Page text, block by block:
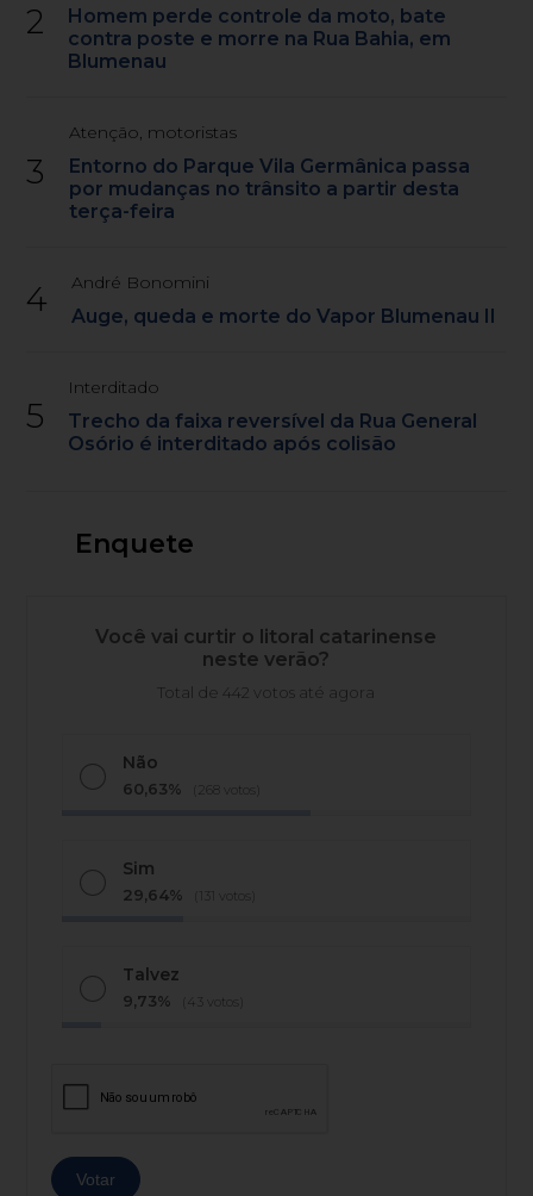
2
Homem perde controle da moto, bate
contra poste e morre na Rua Bahia, em
Blumenau
3
Atenção, motoristas
Entorno do Parque Vila Germânica passa
por mudanças no trânsito a partir desta
terça-feira
4 André Bonomini
Auge, queda e morte do Vapor Blumenau II
5
Interditado
Trecho da faixa reversível da Rua General
Osório é interditado após colisão
Enquete
Você vai curtir o litoral catarinense
neste verão?
Total de 442 votos até agora
Não
60,63% (268 votos)
Sim
29,64% (131 votos)
Talvez
9,73% (43 votos)